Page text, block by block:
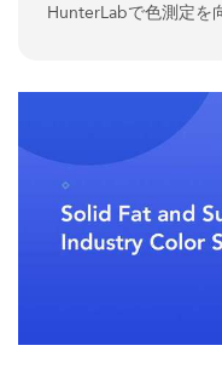
HunterLabで色測定を